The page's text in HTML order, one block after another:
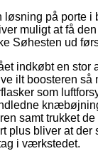
løsning på porte i
muligt at få
Søhesten ud
indkøbt en stor
ilt boosteren så
som
samt trukket
plus bliver at der
i værkstedet.